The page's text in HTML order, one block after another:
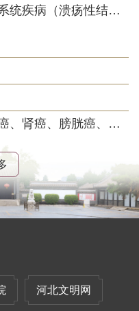
长于治疗消化系统疾病（溃疡性结肠炎，急慢性肠炎、慢性胃炎，胃癌前病变，胃肠神经官能症、脂肪性肝病、胆结石/息肉性病变，口腔黏膜病变、胃癌/结肠癌术后及中医支持治疗等）
肺癌、前列腺癌、肾癌、膀胱癌、睾丸肿瘤等泌尿、生殖系统肿瘤，特别是肿瘤术后中医康复及预防复发转移，前列腺癌中西医综合治疗，中医药提升肺癌靶向治疗效果预防耐药。
河北文明网